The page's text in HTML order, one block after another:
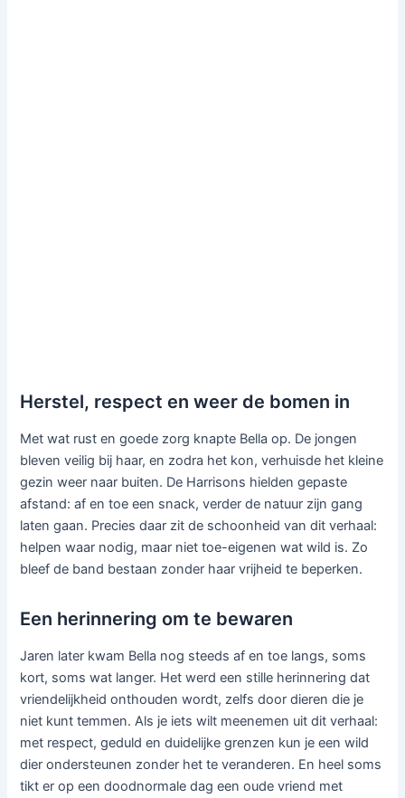
Herstel, respect en weer de bomen in
Met wat rust en goede zorg knapte Bella op. De jongen
bleven veilig bij haar, en zodra het kon, verhuisde het kleine
gezin weer naar buiten. De Harrisons hielden gepaste
afstand: af en toe een snack, verder de natuur zijn gang
laten gaan. Precies daar zit de schoonheid van dit verhaal:
helpen waar nodig, maar niet toe-eigenen wat wild is. Zo
bleef de band bestaan zonder haar vrijheid te beperken.
Een herinnering om te bewaren
Jaren later kwam Bella nog steeds af en toe langs, soms
kort, soms wat langer. Het werd een stille herinnering dat
vriendelijkheid onthouden wordt, zelfs door dieren die je
niet kunt temmen. Als je iets wilt meenemen uit dit verhaal:
met respect, geduld en duidelijke grenzen kun je een wild
dier ondersteunen zonder het te veranderen. En heel soms
tikt er op een doodnormale dag een oude vriend met